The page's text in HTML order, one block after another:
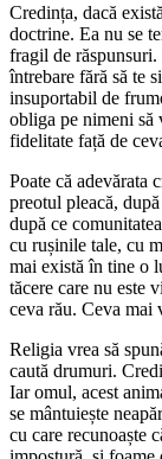
Credința, dacă
doctrine. Ea nu se
fragil de răspunsuri.
întrebare fără să te
insuportabil de
obliga pe nimeni să
fidelitate față de
Poate că adevărata
preotul pleacă,
după ce
cu rușinile tale, cu
mai există în tine o
tăcere care nu este
ceva rău. Ceva mai
Religia vrea să
caută drumuri.
Iar omul, acest
se mântuiește
cu care recunoaște